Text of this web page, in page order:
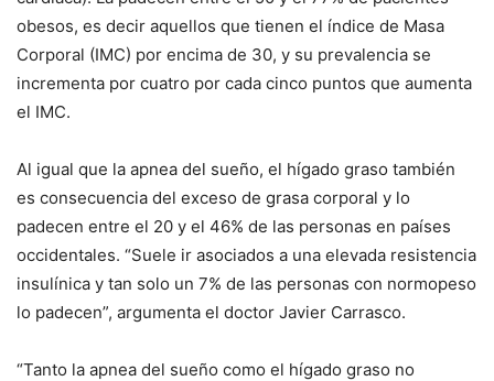
obesos, es decir aquellos que tienen el índice de Masa
Corporal (IMC) por encima de 30, y su prevalencia se
incrementa por cuatro por cada cinco puntos que aumenta
el IMC.
Al igual que la apnea del sueño, el hígado graso también
es consecuencia del exceso de grasa corporal y lo
padecen entre el 20 y el 46% de las personas en países
occidentales. “Suele ir asociados a una elevada resistencia
insulínica y tan solo un 7% de las personas con normopeso
lo padecen”, argumenta el doctor Javier Carrasco.
“Tanto la apnea del sueño como el hígado graso no